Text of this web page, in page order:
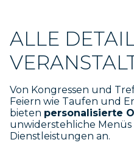
ALLE
Von Kongressen und
Feiern wie Taufen und
bieten personalisierte
unwiderstehliche
Dienstleistungen an.